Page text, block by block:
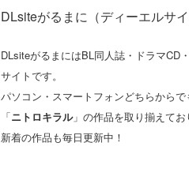
DLsiteがるまに（ディーエルサ
DLsiteがるまにはBL同人誌・ドラマCD
サイトです。
パソコン・スマートフォンどちらから
「ニトロキラル」の作品を取り揃えて
新着の作品も毎日更新中！